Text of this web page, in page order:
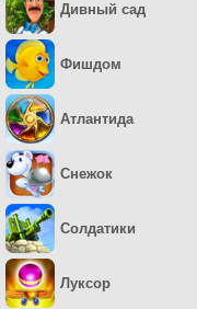
Дивный сад
Фишдом
Атлантида
Снежок
Солдатики
Луксор